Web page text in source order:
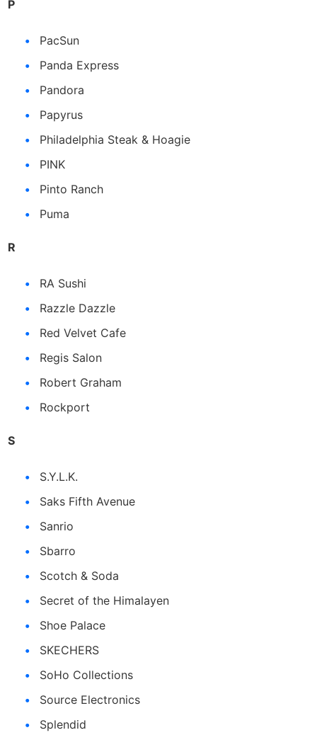
P
PacSun
Panda Express
Pandora
Papyrus
Philadelphia Steak & Hoagie
PINK
Pinto Ranch
Puma
R
RA Sushi
Razzle Dazzle
Red Velvet Cafe
Regis Salon
Robert Graham
Rockport
S
S.Y.L.K.
Saks Fifth Avenue
Sanrio
Sbarro
Scotch & Soda
Secret of the Himalayen
Shoe Palace
SKECHERS
SoHo Collections
Source Electronics
Splendid